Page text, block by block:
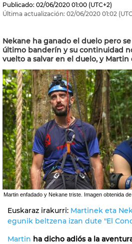
Publicado: 02/06/2020 01:00 (UTC+2)
Última actualización: 02/06/2020 01:02
Nekane ha ganado el duelo pero
último banderín y su continuidad
vuelto a salvar en el duelo, y
Martin enfadado y Nekane triste. Imagen obtenida
Euskaraz irakurri: Martinek eta
egunik beltzena izan dute "El
Martin ha dicho adiós a la